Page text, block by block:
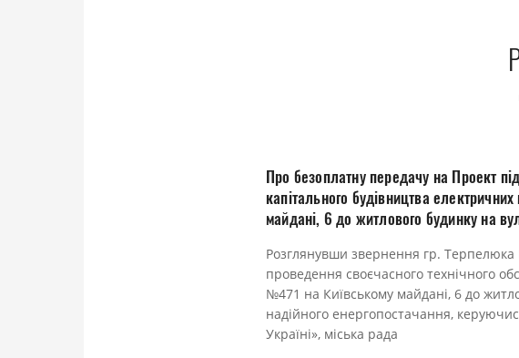
Про безоплатну передачу на Проект
капітального будівництва
майдані, 6 до житлового будинку на
Розглянувши звернення гр. Терпелюка
проведення своєчасного технічного
№471 на Київському майдані, 6 до
надійного енергопостачання,
Україні», міська рада